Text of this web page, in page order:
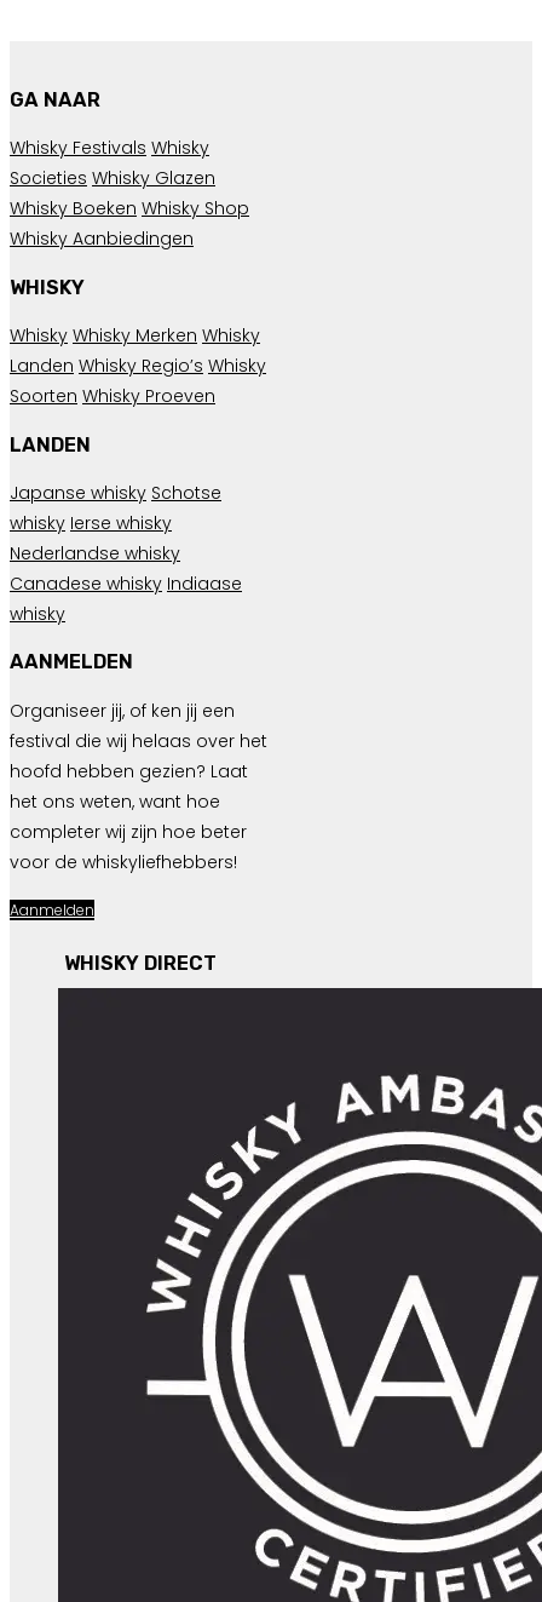
GA NAAR
Whisky Festivals Whisky
Societies Whisky Glazen
Whisky Boeken Whisky Shop
Whisky Aanbiedingen
WHISKY
Whisky Whisky Merken Whisky
Landen Whisky Regio’s Whisky
Soorten Whisky Proeven
LANDEN
Japanse whisky Schotse
whisky Ierse whisky
Nederlandse whisky
Canadese whisky Indiaase
whisky
AANMELDEN
Organiseer jij, of ken jij een
festival die wij helaas over het
hoofd hebben gezien? Laat
het ons weten, want hoe
completer wij zijn hoe beter
voor de whiskyliefhebbers!
Aanmelden
WHISKY DIRECT